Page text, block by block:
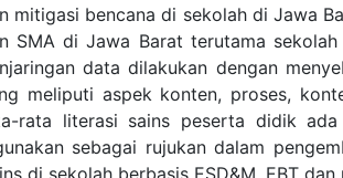
mitigasi bencana di sekolah di Jawa
SMA di Jawa Barat terutama
data dilakukan dengan
meliputi aspek konten, proses,
rata literasi sains peserta didik
sebagai rujukan dalam
di sekolah berbasis ESD&M, EBT